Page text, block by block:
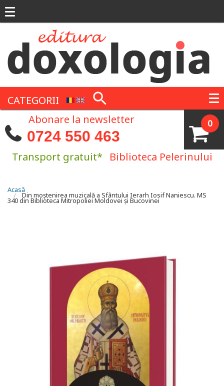
CATEGORII
0
Abonare la newsletter
0724 550 463
Transport gratuit* Biblioteca Pelerinului
Eşti aici
Acasă
Din moștenirea muzicală a Sfântului Ierarh Iosif Naniescu. MS
340 din Biblioteca Mitropoliei Moldovei și Bucovinei